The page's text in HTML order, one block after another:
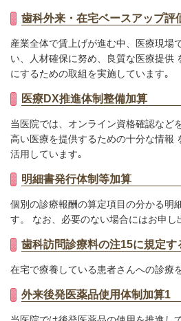
歯科外来・在宅ベースアップ評
産業全体で賃上げが進む中、医療現場
い、人材確保に努め、良質な医療提供
にするための取組を実施しています｡
医療DX推進体制整備加算
当医院では、オンライン資格確認など
高い医療を提供するための十分な情報
活用しています｡
明細書発行体制等加算
個別の診療報酬の算定項目の分かる明
す。 なお、必要のない場合にはお申し
歯科訪問診療料の注15に規定す
在宅で療養している患者さんへの診療
外来後発医薬品使用体制加算1